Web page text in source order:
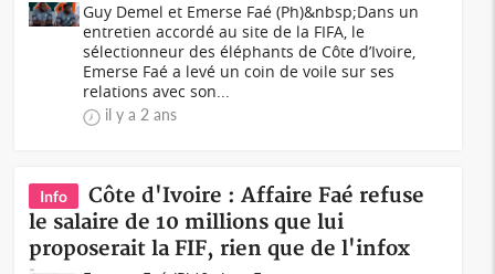
Guy Demel et Emerse Faé (Ph)&nbsp;Dans un
entretien accordé au site de la FIFA, le
sélectionneur des éléphants de Côte d’Ivoire,
Emerse Faé a levé un coin de voile sur ses
relations avec son...
il y a 2 ans
Info
Côte d'Ivoire : Affaire Faé refuse
le salaire de 10 millions que lui
proposerait la FIF, rien que de l'infox